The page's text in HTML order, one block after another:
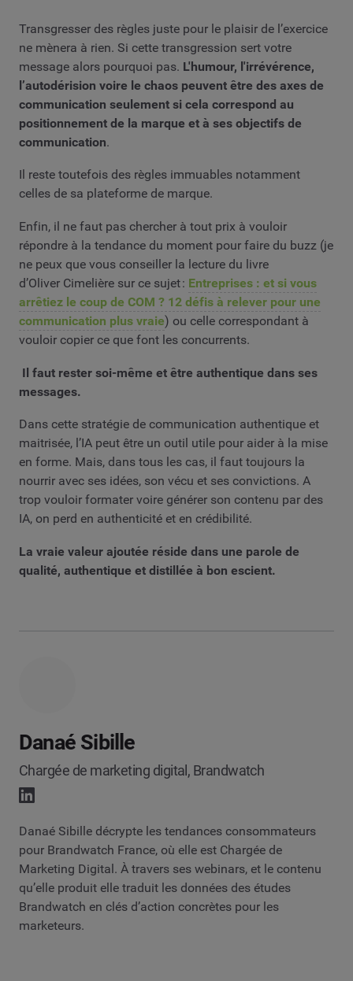
Transgresser des règles juste pour le plaisir de l’exercice
ne mènera à rien. Si cette transgression sert votre
message alors pourquoi pas. L'humour, l'irrévérence,
l’autodérision voire le chaos peuvent être des axes de
communication seulement si cela correspond au
positionnement de la marque et à ses objectifs de
communication.
Il reste toutefois des règles immuables notamment
celles de sa plateforme de marque.
Enfin, il ne faut pas chercher à tout prix à vouloir
répondre à la tendance du moment pour faire du buzz (je
ne peux que vous conseiller la lecture du livre
d’Oliver Cimelière sur ce sujet : Entreprises : et si vous
arrêtiez le coup de COM ? 12 défis à relever pour une
communication plus vraie) ou celle correspondant à
vouloir copier ce que font les concurrents.
Il faut rester soi-même et être authentique dans ses
messages.
Dans cette stratégie de communication authentique et
maitrisée, l’IA peut être un outil utile pour aider à la mise
en forme. Mais, dans tous les cas, il faut toujours la
nourrir avec ses idées, son vécu et ses convictions. A
trop vouloir formater voire générer son contenu par des
IA, on perd en authenticité et en crédibilité.
La vraie valeur ajoutée réside dans une parole de
qualité, authentique et distillée à bon escient.
Danaé Sibille
Chargée de marketing digital, Brandwatch
Danaé Sibille décrypte les tendances consommateurs
pour Brandwatch France, où elle est Chargée de
Marketing Digital. À travers ses webinars, et le contenu
qu’elle produit elle traduit les données des études
Brandwatch en clés d’action concrètes pour les
marketeurs.